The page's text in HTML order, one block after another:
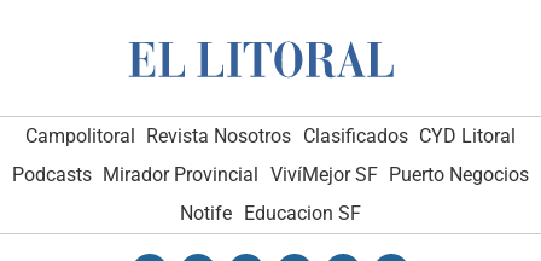
Campolitoral Revista Nosotros Clasificados CYD Litoral
Podcasts Mirador Provincial VivíMejor SF Puerto Negocios
Notife Educacion SF